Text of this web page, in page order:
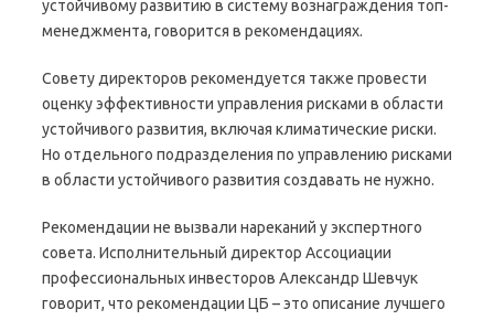
устойчивому развитию в систему вознаграждения топ-
менеджмента, говорится в рекомендациях.
Совету директоров рекомендуется также провести
оценку эффективности управления рисками в области
устойчивого развития, включая климатические риски.
Но отдельного подразделения по управлению рисками
в области устойчивого развития создавать не нужно.
Рекомендации не вызвали нареканий у экспертного
совета. Исполнительный директор Ассоциации
профессиональных инвесторов Александр Шевчук
говорит, что рекомендации ЦБ – это описание лучшего